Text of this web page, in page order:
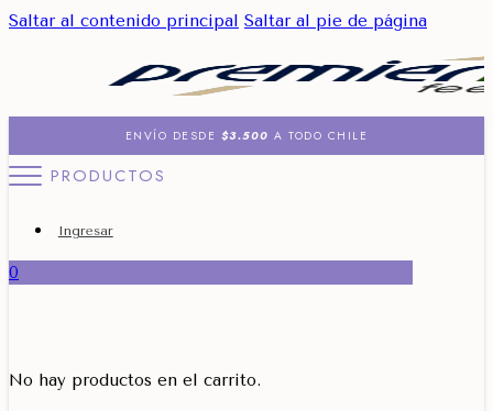
Saltar al contenido principal Saltar al pie de página
ENVÍO DESDE $3.500 A TODO CHILE
PRODUCTOS
Ingresar
0
No hay productos en el carrito.